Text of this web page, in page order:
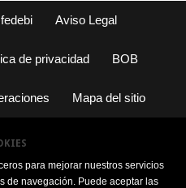
Aviso Legal
de privacidad BOB
Mapa del sitio
para mejorar nuestros servicios
de navegación. Puede aceptar las